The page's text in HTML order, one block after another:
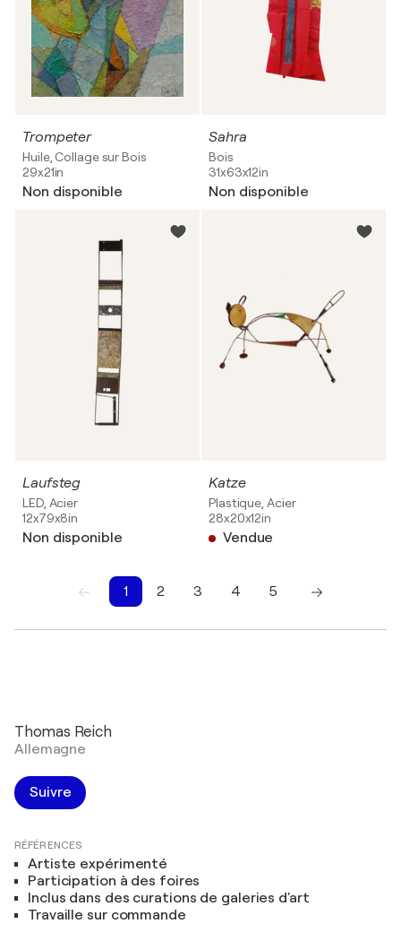
Trompeter
Huile, Collage sur Bois
29x21in
Non disponible
Sahra
Bois
31x63x12in
Non disponible
Laufsteg
LED, Acier
12x79x8in
Non disponible
Katze
Plastique, Acier
28x20x12in
Vendue
1 2 3 4
5
Thomas Reich
Allemagne
Suivre
RÉFÉRENCES
Artiste expérimenté
Participation à des foires
Inclus dans des curations de galeries d'art
Travaille sur commande